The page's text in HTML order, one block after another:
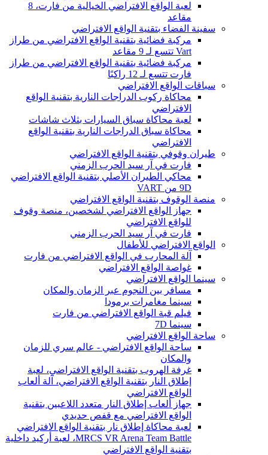
لعبة الواقع الافتراضي الخيالية من فارت، 8
مقاعد
سفينة الفضاء بتقنية الواقع الافتراضي
مركبة فضائية بتقنية الواقع الافتراضي من طراز
Vart تتسع لـ 9 مقاعد
مركبة فضائية بتقنية الواقع الافتراضي من طراز
فارت تتسع لـ 12 راكبًا
سباقات الواقع الافتراضي
محاكاة ركوب الدراجات النارية بتقنية الواقع
الافتراضي
لعبة محاكاة سباق السيارات بثلاث شاشات
محاكاة سباق الدراجات النارية بتقنية الواقع
الافتراضي
طيران وقوفي بتقنية الواقع الافتراضي
فارت في آر سيد الحرب الزمني
محاكي الطيران الأصلي بتقنية الواقع الافتراضي
9D من VART
منصة الوقوف بتقنية الواقع الافتراضي
جهاز الواقع الافتراضي لشخصين، منصة وقوف
للواقع الافتراضي
فارت في آر سيد الحرب الزمني
الواقع الافتراضي للأطفال
آلة المحارب في الواقع الافتراضي من فارت
غواصة الواقع الافتراضي
سينما الواقع الافتراضي
مسافر بين النجوم عبر الزمان والمكان
سينما مغامرات برمودا
فيلم قبة الواقع الافتراضي من فارت
سينما 7D
ساحة الواقع الافتراضي
ساحة الواقع الافتراضي - عالم سري للزمان
والمكان
غرفة الهروب بتقنية الواقع الافتراضي، لعبة
إطلاق النار بتقنية الواقع الافتراضي، آلة ألعاب
الواقع الافتراضي
جهاز ألعاب إطلاق النار متعدد اللاعبين بتقنية
الواقع الافتراضي مع قفص حديدي
لعبة محاكاة إطلاق نار بتقنية الواقع الافتراضي
MRCS VR Arena Team Battle، لعبة أركيد داخلية
بتقنية الواقع الافتراضي